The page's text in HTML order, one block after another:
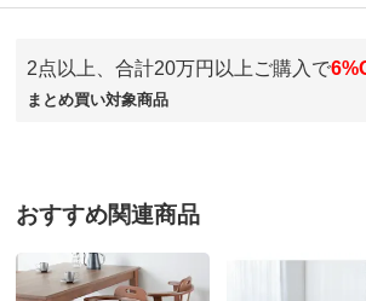
商品番号 900-LM42-28
価格 ¥15,900税込 ¥14,455 税抜
送料・送料種
基本配送料：¥
※お届け先が同じであれば複数個ご購入
2点以上、合計20万円以上ご購入で
まとめ買い対象商品
おすすめ関連商品